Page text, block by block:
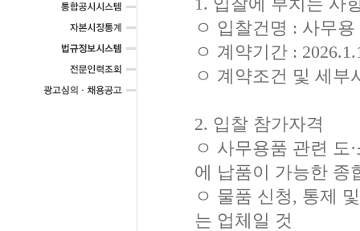
ㅇ 입찰건명 : 사무
ㅇ 계약기간 :
ㅇ 계약조건 및 세부
2. 입찰 참가자격
ㅇ 사무용품 관련 도
에 납품이 가능한 종
ㅇ 물품 신청, 통제
는 업체일 것